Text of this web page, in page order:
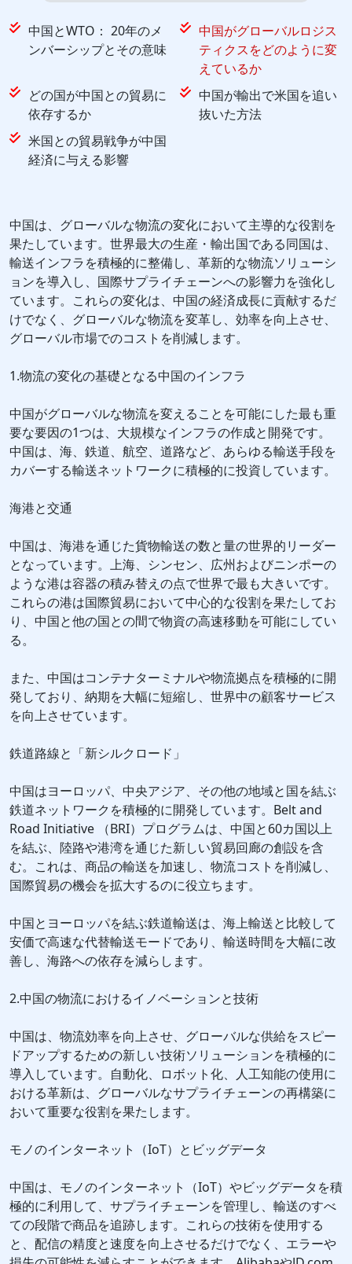
中国とWTO： 20年のメ
ンバーシップとその意味
中国がグローバルロジス
ティクスをどのように変
えているか
どの国が中国との貿易に
依存するか
中国が輸出で米国を追い
抜いた方法
米国との貿易戦争が中国
経済に与える影響
中国は、グローバルな物流の変化において主導的な役割を
果たしています。世界最大の生産・輸出国である同国は、
輸送インフラを積極的に整備し、革新的な物流ソリューシ
ョンを導入し、国際サプライチェーンへの影響力を強化し
ています。これらの変化は、中国の経済成長に貢献するだ
けでなく、グローバルな物流を変革し、効率を向上させ、
グローバル市場でのコストを削減します。
1.物流の変化の基礎となる中国のインフラ
中国がグローバルな物流を変えることを可能にした最も重
要な要因の1つは、大規模なインフラの作成と開発です。
中国は、海、鉄道、航空、道路など、あらゆる輸送手段を
カバーする輸送ネットワークに積極的に投資しています。
海港と交通
中国は、海港を通じた貨物輸送の数と量の世界的リーダー
となっています。上海、シンセン、広州およびニンポーの
ような港は容器の積み替えの点で世界で最も大きいです。
これらの港は国際貿易において中心的な役割を果たしてお
り、中国と他の国との間で物資の高速移動を可能にしてい
る。
また、中国はコンテナターミナルや物流拠点を積極的に開
発しており、納期を大幅に短縮し、世界中の顧客サービス
を向上させています。
鉄道路線と「新シルクロード」
中国はヨーロッパ、中央アジア、その他の地域と国を結ぶ
鉄道ネットワークを積極的に開発しています。Belt and
Road Initiative （BRI）プログラムは、中国と60カ国以上
を結ぶ、陸路や港湾を通じた新しい貿易回廊の創設を含
む。これは、商品の輸送を加速し、物流コストを削減し、
国際貿易の機会を拡大するのに役立ちます。
中国とヨーロッパを結ぶ鉄道輸送は、海上輸送と比較して
安価で高速な代替輸送モードであり、輸送時間を大幅に改
善し、海路への依存を減らします。
2.中国の物流におけるイノベーションと技術
中国は、物流効率を向上させ、グローバルな供給をスピー
ドアップするための新しい技術ソリューションを積極的に
導入しています。自動化、ロボット化、人工知能の使用に
おける革新は、グローバルなサプライチェーンの再構築に
おいて重要な役割を果たします。
モノのインターネット（IoT）とビッグデータ
中国は、モノのインターネット（IoT）やビッグデータを積
極的に利用して、サプライチェーンを管理し、輸送のすべ
ての段階で商品を追跡します。これらの技術を使用する
と、配信の精度と速度を向上させるだけでなく、エラーや